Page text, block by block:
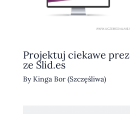
Projektuj ciekawe
ze Slid.es
ByKinga Bor (Szczęśliwa)